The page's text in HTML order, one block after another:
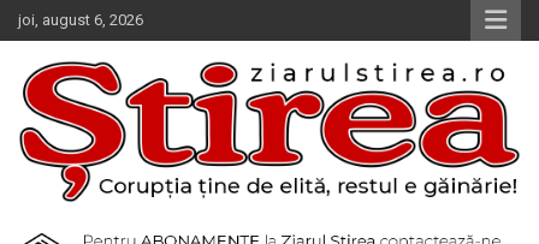
Skip
to
content
joi, august 6, 2026
Ziarul Știrea